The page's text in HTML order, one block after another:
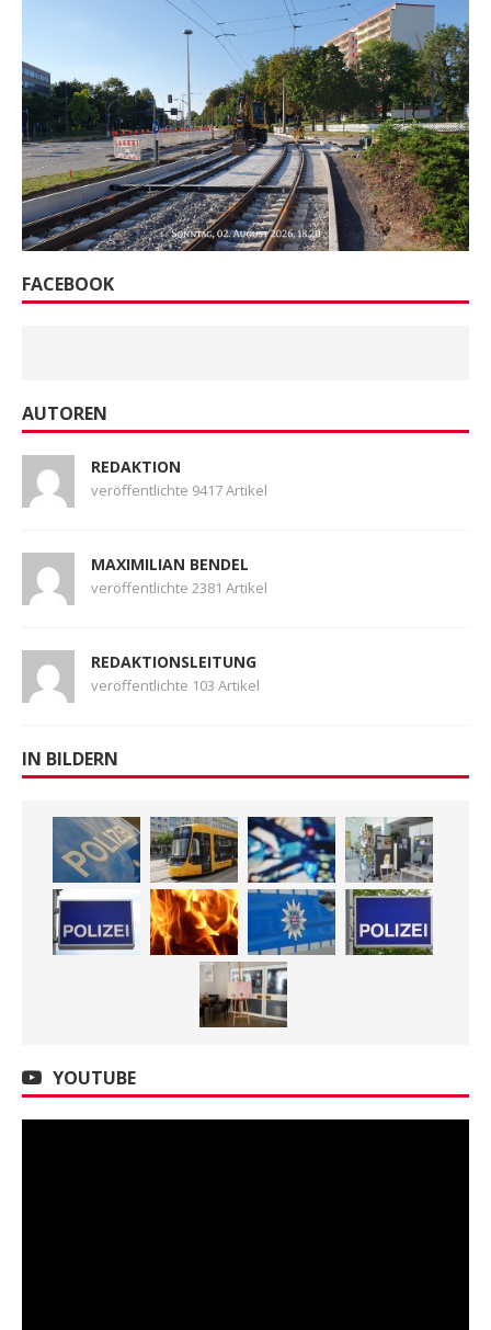
FACEBOOK
AUTOREN
REDAKTION
veröffentlichte 9417 Artikel
MAXIMILIAN BENDEL
veröffentlichte 2381 Artikel
REDAKTIONSLEITUNG
veröffentlichte 103 Artikel
IN BILDERN
YOUTUBE